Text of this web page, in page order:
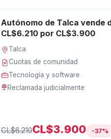
Autónomo de Talca vende
CL$6.210 por CL$3.900
Talca
Cuotas de comunidad
Tecnología y software
Reclamada judicialmente
CL$6.210CL$3.900 -37%